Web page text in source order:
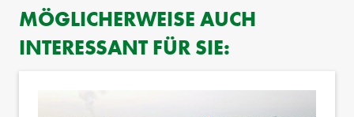
MÖGLICHERWEISE AUCH
INTERESSANT FÜR SIE: